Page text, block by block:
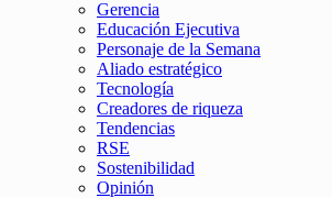
Gerencia
Educación Ejecutiva
Personaje de la Semana
Aliado estratégico
Tecnología
Creadores de riqueza
Tendencias
RSE
Sostenibilidad
Opinión